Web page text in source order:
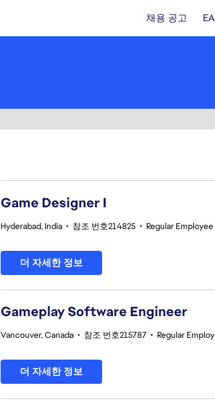
채용 공고
Game Designer I
Hyderabad, India • 참조 번호214825 • Regular Employee
더 자세한 정보
Gameplay Software Engineer
Vancouver, Canada • 참조 번호215787 • Regular
더 자세한 정보